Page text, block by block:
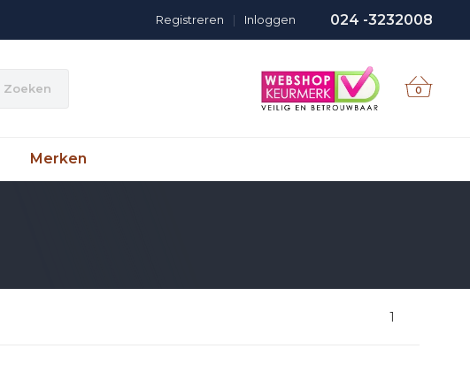
024 -3232008
Inloggen
|
Registreren
Zoeken 0
Merken
1